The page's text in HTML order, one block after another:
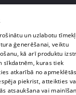
un uzlabotu
ģenerēšanai, veiktu
kā arī produktu
sīkdatnēm, kuras tiek
atkarībā no
piekrist, atteikties
atsaukšana vai